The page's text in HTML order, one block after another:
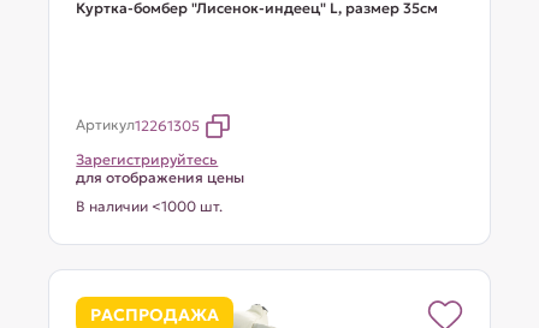
Куртка-бомбер "Лисенок-индеец" L, размер 35см
Артикул12261305
Зарегистрируйтесь
для отображения цены
В наличии <1000 шт.
РАСПРОДАЖА